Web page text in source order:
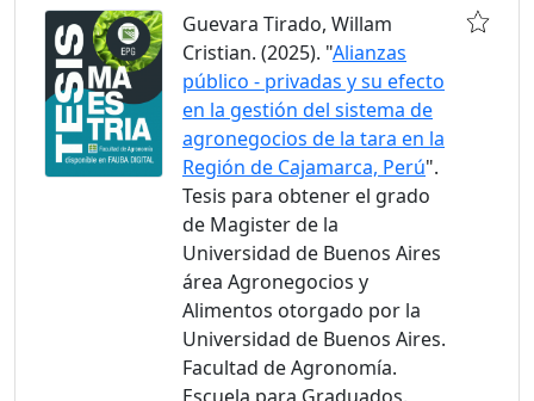
Guevara Tirado, Willam
Cristian. (2025). "Alianzas
público - privadas y su efecto
en la gestión del sistema de
agronegocios de la tara en la
Región de Cajamarca, Perú".
Tesis para obtener el grado
de Magister de la
Universidad de Buenos Aires
área Agronegocios y
Alimentos otorgado por la
Universidad de Buenos Aires.
Facultad de Agronomía.